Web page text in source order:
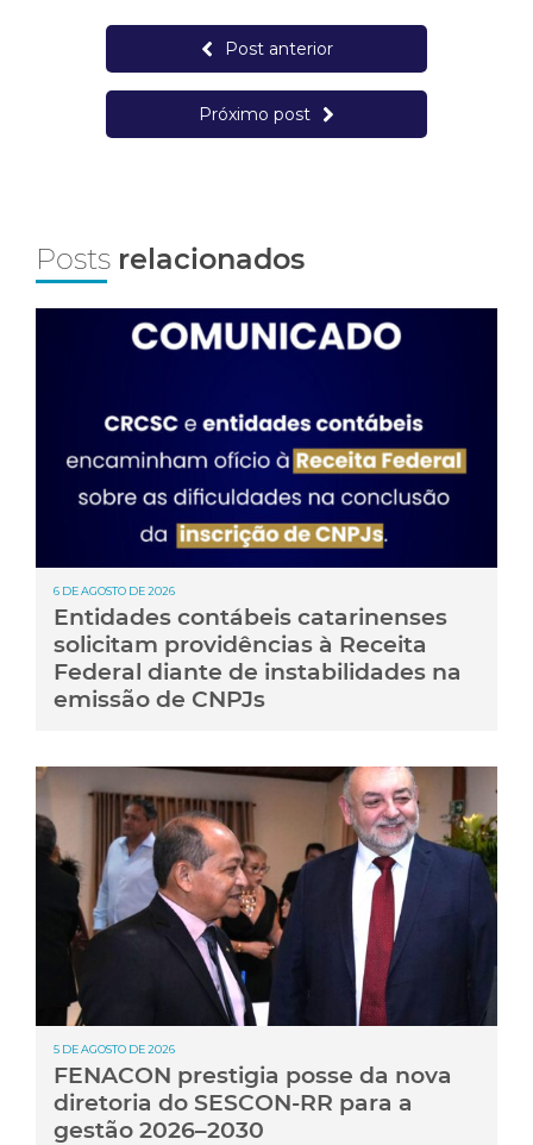
Post anterior
Próximo post
Posts relacionados
6 DE AGOSTO DE 2026
Entidades contábeis catarinenses
solicitam providências à Receita
Federal diante de instabilidades na
emissão de CNPJs
5 DE AGOSTO DE 2026
FENACON prestigia posse da nova
diretoria do SESCON-RR para a
gestão 2026–2030